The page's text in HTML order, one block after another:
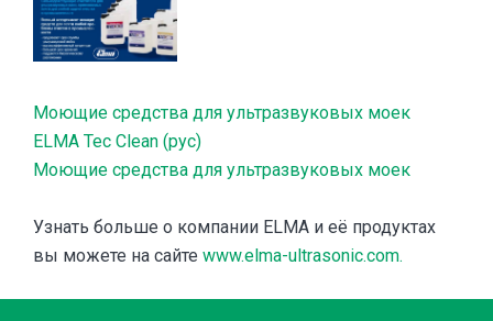
Моющие средства для ультразвуковых моек
ELMA Tec Clean (рус)
Моющие средства для ультразвуковых моек
Узнать больше о компании ELMA и её продуктах
вы можете на сайте www.elma-ultrasonic.com.